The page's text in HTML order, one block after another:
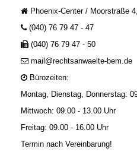
Phoenix-Center / Moorstraße
(040) 76 79 47 - 47
(040) 76 79 47 - 50
mail@rechtsanwaelte-bem.de
Bürozeiten:
Montag, Dienstag, Donnerstag:
Mittwoch: 09.00 - 13.00 Uhr
Freitag: 09.00 - 16.00 Uhr
Termin nach Vereinbarung!